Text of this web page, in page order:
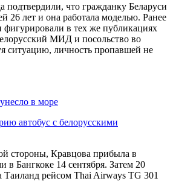
подтвердили, что гражданку Беларуси
26 лет и она работала моделью. Ранее
фигурировали в тех же публикациях
МИД и посольство во
ситуацию, личность пропавшей не
в море
автобус с белорусскими
стороны, Кравцова прибыла в
в Бангкоке 14 сентября. Затем 20
Таиланд рейсом Thai Airways TG 301